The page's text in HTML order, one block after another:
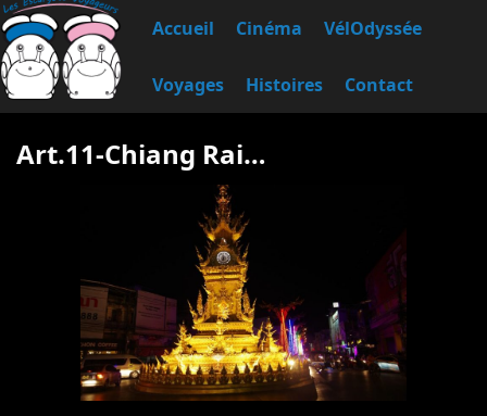
Accueil Cinéma VélOdyssée
Voyages Histoires Contact
Art.11-Chiang Rai…